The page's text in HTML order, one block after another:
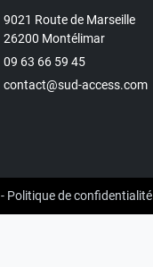
9021 Route de Marseille
26200 Montélimar
09 63 66 59 45
contact@sud-access.com
- Politique de confidentialité